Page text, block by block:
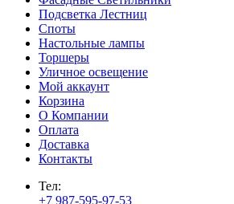
Подсветка Лестниц
Споты
Настольные лампы
Торшеры
Уличное освещение
Мой аккаунт
Корзина
О Компании
Оплата
Доставка
Контакты
Тел:
+7 987-595-97-53